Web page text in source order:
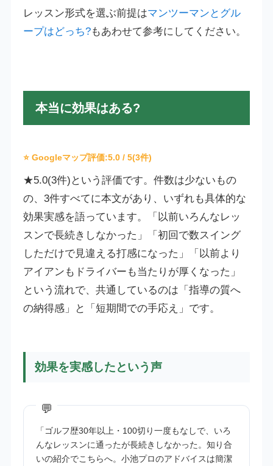
レッスン形式を選ぶ前提はマンツーマンとグル
ープはどっち?もあわせて参考にしてください。
本当に効果はある?
⭐ Googleマップ評価:5.0/ 5(3件)
★5.0(3件)という評価です。件数は少ないもの
の、3件すべてに本文があり、いずれも具体的な
効果実感を語っています。「以前いろんなレッ
スンで長続きしなかった」「初回で数スイング
しただけで見違える打感になった」「以前より
アイアンもドライバーも当たりが厚くなった」
という流れで、共通しているのは「指導の質へ
の納得感」と「短期間での手応え」です。
効果を実感したという声
「ゴルフ歴30年以上・100切り一度もなしで、いろ
んなレッスンに通ったが長続きしなかった。知り合
いの紹介でこちらへ。小池プロのアドバイスは簡潔